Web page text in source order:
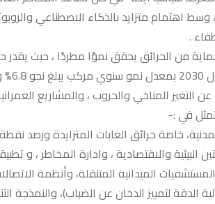
اهتمام متزايد بالذكاء الاصطناعي
.
دولار
عن التغير المناخي والحروب ، والمشاريع
في :-
خاصة حرائق الغابات المتزايدة ورصد
البيئية والاقتصادية ، وادارة المخاطر ، و
الميدانية المتنقلة، وأنظمة
لتمييز الدخان عن الضباب)، والنمذجة